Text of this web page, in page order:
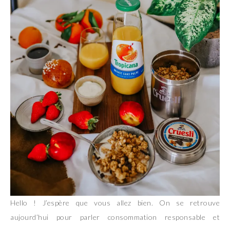
Hello ! J’espère que vous allez bien. On se retrouve
aujourd’hui pour parler consommation responsable et